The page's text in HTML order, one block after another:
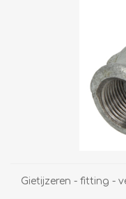
Gietijzeren - fitting -